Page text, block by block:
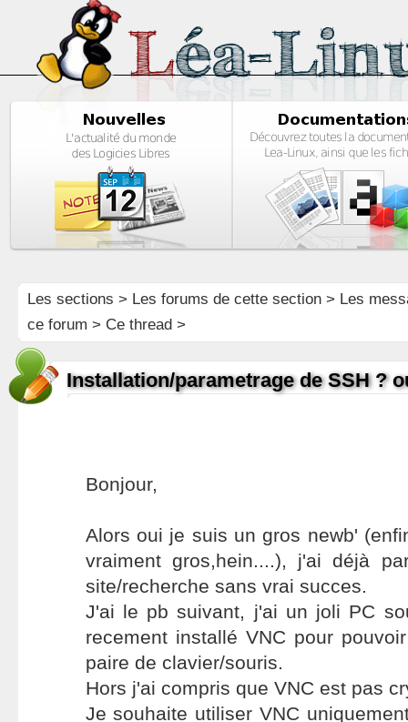
Les sections > Les forums de cette section> Les
ce forum > Ce thread >
Installation/parametrage de SSH ?
Bonjour,
Alors oui je suis un gros newb'
vraiment gros,hein....), j'ai déjà
site/recherche sans vrai succes.
J'ai le pb suivant, j'ai un joli PC
recement installé VNC pour
paire de clavier/souris.
Hors j'ai compris que VNC est pas
Je souhaite utiliser VNC